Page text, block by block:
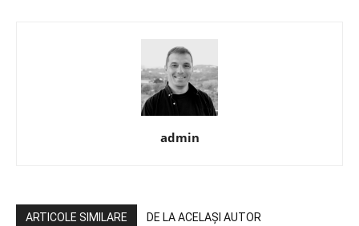
admin
ARTICOLE SIMILARE DE LA ACELAȘI AUTOR